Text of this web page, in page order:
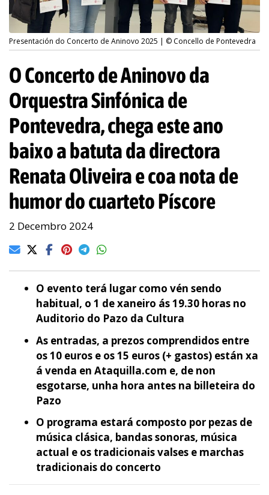
Presentación do Concerto de Aninovo 2025 | © Concello de Pontevedra
O Concerto de Aninovo da
Orquestra Sinfónica de
Pontevedra, chega este ano
baixo a batuta da directora
Renata Oliveira e coa nota de
humor do cuarteto Píscore
2 Decembro 2024
O evento terá lugar como vén sendo
habitual, o 1 de xaneiro ás 19.30 horas no
Auditorio do Pazo da Cultura
As entradas, a prezos comprendidos entre
os 10 euros e os 15 euros (+ gastos) están xa
á venda en Ataquilla.com e, de non
esgotarse, unha hora antes na billeteira do
Pazo
O programa estará composto por pezas de
música clásica, bandas sonoras, música
actual e os tradicionais valses e marchas
tradicionais do concerto